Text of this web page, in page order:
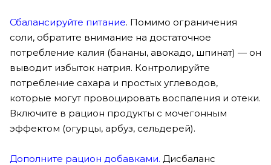
Сбалансируйте питание. Помимо ограничения
соли, обратите внимание на достаточное
потребление калия (бананы, авокадо, шпинат) — он
выводит избыток натрия. Контролируйте
потребление сахара и простых углеводов,
которые могут провоцировать воспаления и отеки.
Включите в рацион продукты с мочегонным
эффектом (огурцы, арбуз, сельдерей).
Дополните рацион добавками. Дисбаланс